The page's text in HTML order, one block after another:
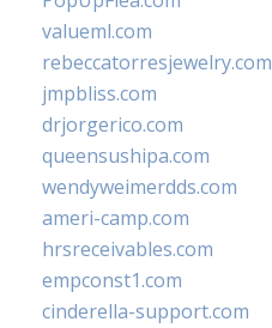
valueml.com
rebeccatorresjewelry.com
jmpbliss.com
drjorgerico.com
queensushipa.com
wendyweimerdds.com
ameri-camp.com
hrsreceivables.com
empconst1.com
cinderella-support.com